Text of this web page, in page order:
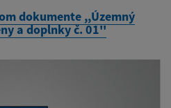
dokumente ,,Územný
a doplnky č. 01''